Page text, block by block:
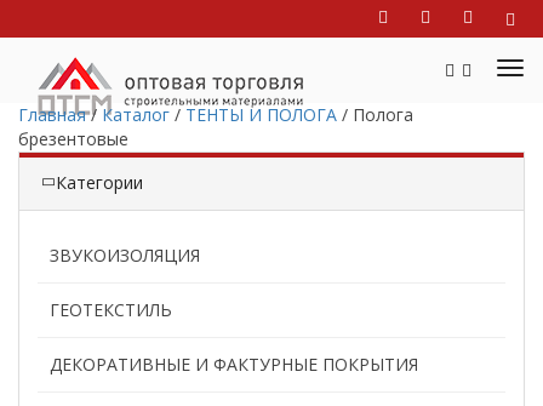
Главная /Каталог / ТЕНТЫ И ПОЛОГА / Полога
брезентовые
Категории
ЗВУКОИЗОЛЯЦИЯ
ГЕОТЕКСТИЛЬ
ДЕКОРАТИВНЫЕ И ФАКТУРНЫЕ ПОКРЫТИЯ